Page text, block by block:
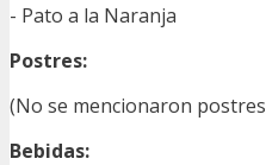
- Pato a la Naranja
Postres:
(No se mencionaron
Bebidas: